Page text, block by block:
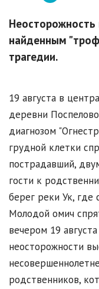
найденным
трагедии.
19 августа в
деревни
диагнозом
грудной клетки
пострадавший,
гости к
берег реки Ук, где
Молодой омич
вечером 19
неосторожности
родственников,